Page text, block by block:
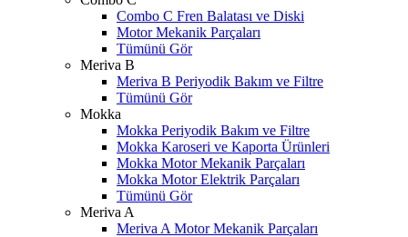
Combo C Fren Balatası ve Diski
Motor Mekanik Parçaları
Tümünü Gör
Meriva B
Meriva B Periyodik Bakım ve Filtre
Tümünü Gör
Mokka
Mokka Periyodik Bakım ve Filtre
Mokka Karoseri ve Kaporta Ürünleri
Mokka Motor Mekanik Parçaları
Mokka Motor Elektrik Parçaları
Tümünü Gör
Meriva A
Meriva A Motor Mekanik Parçaları